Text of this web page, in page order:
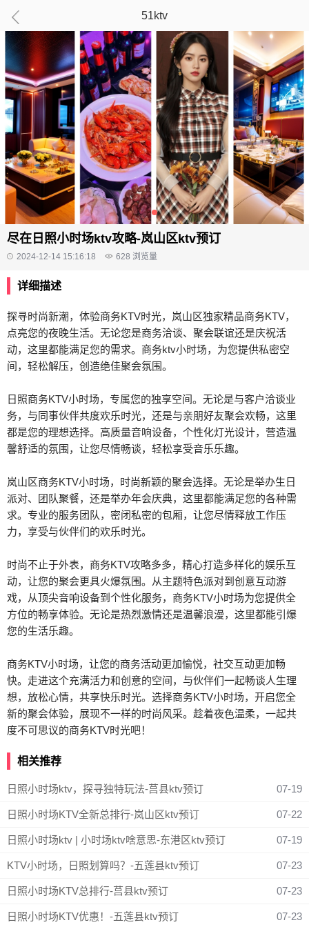
51ktv
尽在日照小时场ktv攻略-岚山区ktv预订
2024-12-14 15:16:18 628 浏览量
详细描述
探寻时尚新潮，体验商务KTV时光，岚山区独家精品商务KTV，
点亮您的夜晚生活。无论您是商务洽谈、聚会联谊还是庆祝活
动，这里都能满足您的需求。商务ktv小时场，为您提供私密空
间，轻松解压，创造绝佳聚会氛围。
日照商务KTV小时场，专属您的独享空间。无论是与客户洽谈业
务，与同事伙伴共度欢乐时光，还是与亲朋好友聚会欢畅，这里
都是您的理想选择。高质量音响设备，个性化灯光设计，营造温
馨舒适的氛围，让您尽情畅谈，轻松享受音乐乐趣。
岚山区商务KTV小时场，时尚新颖的聚会选择。无论是举办生日
派对、团队聚餐，还是举办年会庆典，这里都能满足您的各种需
求。专业的服务团队，密闭私密的包厢，让您尽情释放工作压
力，享受与伙伴们的欢乐时光。
时尚不止于外表，商务KTV攻略多多，精心打造多样化的娱乐互
动，让您的聚会更具火爆氛围。从主题特色派对到创意互动游
戏，从顶尖音响设备到个性化服务，商务KTV小时场为您提供全
方位的畅享体验。无论是热烈激情还是温馨浪漫，这里都能引爆
您的生活乐趣。
商务KTV小时场，让您的商务活动更加愉悦，社交互动更加畅
快。走进这个充满活力和创意的空间，与伙伴们一起畅谈人生理
想，放松心情，共享快乐时光。选择商务KTV小时场，开启您全
新的聚会体验，展现不一样的时尚风采。趁着夜色温柔，一起共
度不可思议的商务KTV时光吧！
相关推荐
日照小时场ktv，探寻独特玩法-莒县ktv预订 07-19
日照小时场KTV全新总排行-岚山区ktv预订 07-22
日照小时场ktv | 小时场ktv啥意思-东港区ktv预订 07-19
KTV小时场，日照划算吗？-五莲县ktv预订 07-23
日照小时场KTV总排行-莒县ktv预订 07-23
日照小时场KTV优惠！-五莲县ktv预订 07-23